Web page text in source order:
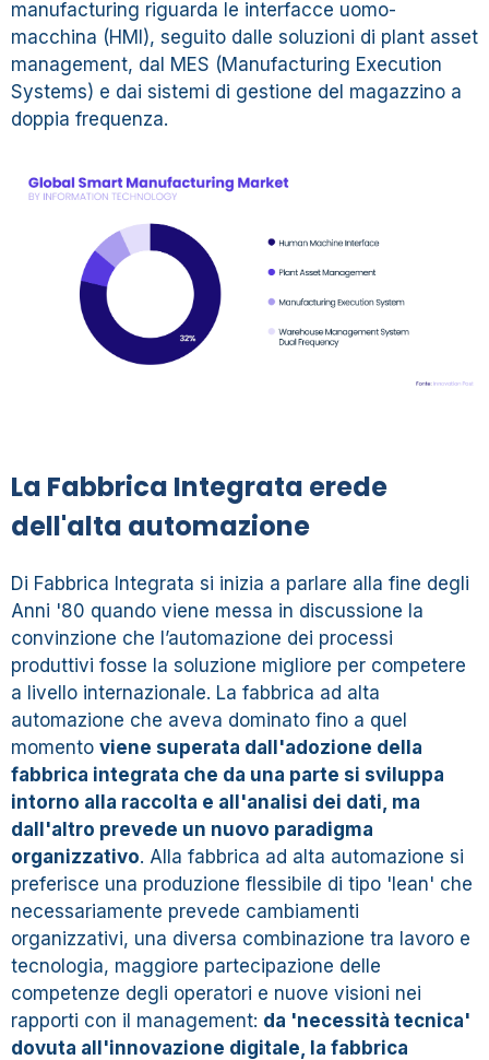
manufacturing riguarda le interfacce uomo-
macchina (HMI), seguito dalle soluzioni di plant asset
management, dal MES (Manufacturing Execution
Systems) e dai sistemi di gestione del magazzino a
doppia frequenza.
La Fabbrica Integrata erede
dell'alta automazione
Di Fabbrica Integrata si inizia a parlare alla fine degli
Anni '80 quando viene messa in discussione la
convinzione che l’automazione dei processi
produttivi fosse la soluzione migliore per competere
a livello internazionale. La fabbrica ad alta
automazione che aveva dominato fino a quel
momento viene superata dall'adozione della
fabbrica integrata che da una parte si sviluppa
intorno alla raccolta e all'analisi dei dati, ma
dall'altro prevede un nuovo paradigma
organizzativo. Alla fabbrica ad alta automazione si
preferisce una produzione flessibile di tipo 'lean' che
necessariamente prevede cambiamenti
organizzativi, una diversa combinazione tra lavoro e
tecnologia, maggiore partecipazione delle
competenze degli operatori e nuove visioni nei
rapporti con il management: da 'necessità tecnica'
dovuta all'innovazione digitale, la fabbrica